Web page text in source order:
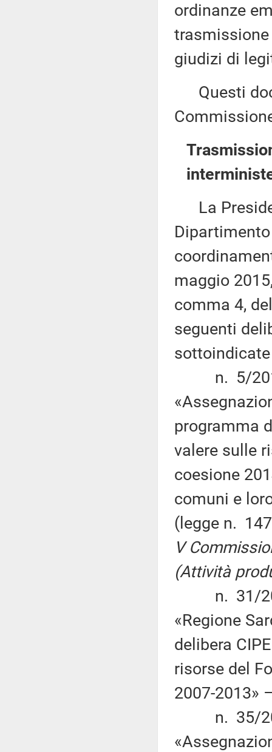
ordinanze
giudizi di
Questi
La
maggio
comma 4,
seguenti
n. 5/2015
programma
valere sulle
coesione
comuni e
(legge n.
V
(Attività
n. 31/
«Regione
delibera
risorse del
2007-2013»
n. 35/